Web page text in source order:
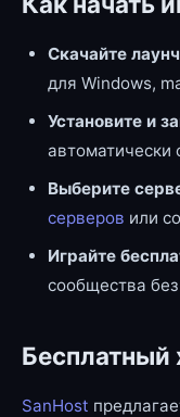
Скачайте
для Windows,
Установите и
автоматически
Выберите
серверов или
Играйте
сообщества
Бесплатный
SanHost